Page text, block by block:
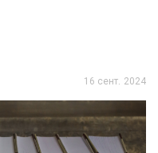
16 сент. 2024